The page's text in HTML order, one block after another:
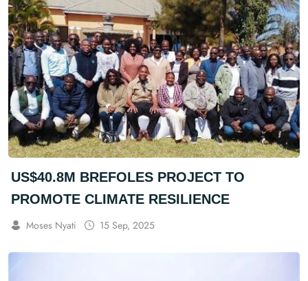
US$40.8M BREFOLES PROJECT TO
PROMOTE CLIMATE RESILIENCE
Moses Nyati 15 Sep, 2025